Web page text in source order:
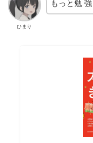
ひまり
もっと勉強